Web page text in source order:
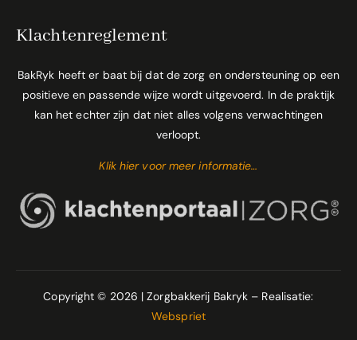
Klachtenreglement
BakRyk heeft er baat bij dat de zorg en ondersteuning op een
positieve en passende wijze wordt uitgevoerd. In de praktijk
kan het echter zijn dat niet alles volgens verwachtingen
verloopt.
Klik hier voor meer informatie…
Copyright © 2026 | Zorgbakkerij Bakryk – Realisatie:
Webspriet